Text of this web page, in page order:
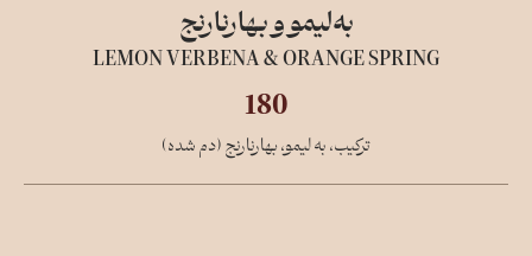
به‌لیمو و بهار‌نارنج
LEMON VERBENA & ORANGE SPRING
180
ترکیب، به لیمو، بهارنارنج (دم شده)